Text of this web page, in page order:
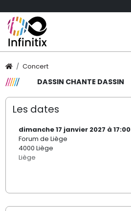
Concert
DASSIN CHANTE DASSIN
Les dates
dimanche 17 janvier 2027 à 17:00
Forum de Liège
4000 Liège
Liège